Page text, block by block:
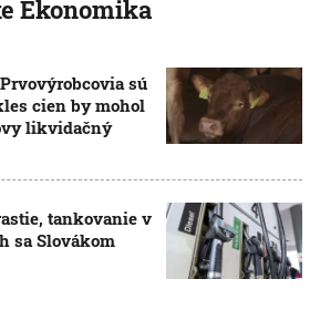
Ekonomika
sú
cien by mohol
likvidačný
tankovanie v
sa Slovákom